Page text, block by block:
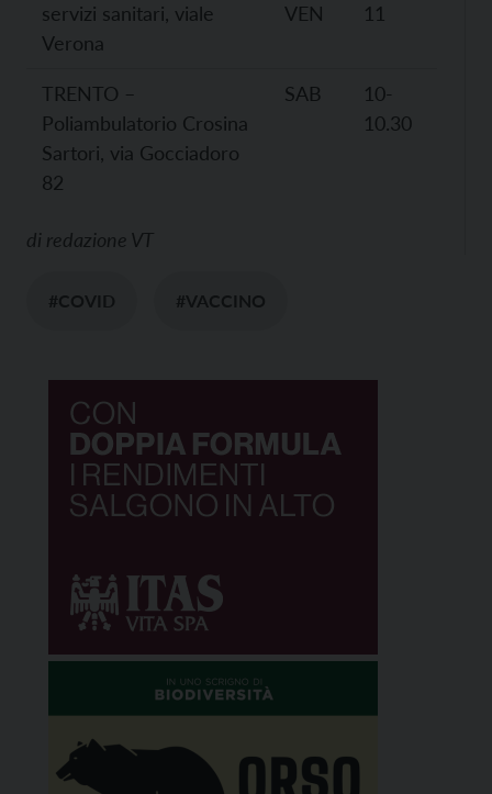
servizi sanitari, viale
Verona
VEN
11
TRENTO –
Poliambulatorio Crosina
Sartori, via Gocciadoro
82
SAB
10-
10.30
di redazione VT
#COVID #VACCINO